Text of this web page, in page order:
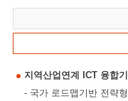
지역산업연계 ICT 융합
- 국가 로드맵기반 전략